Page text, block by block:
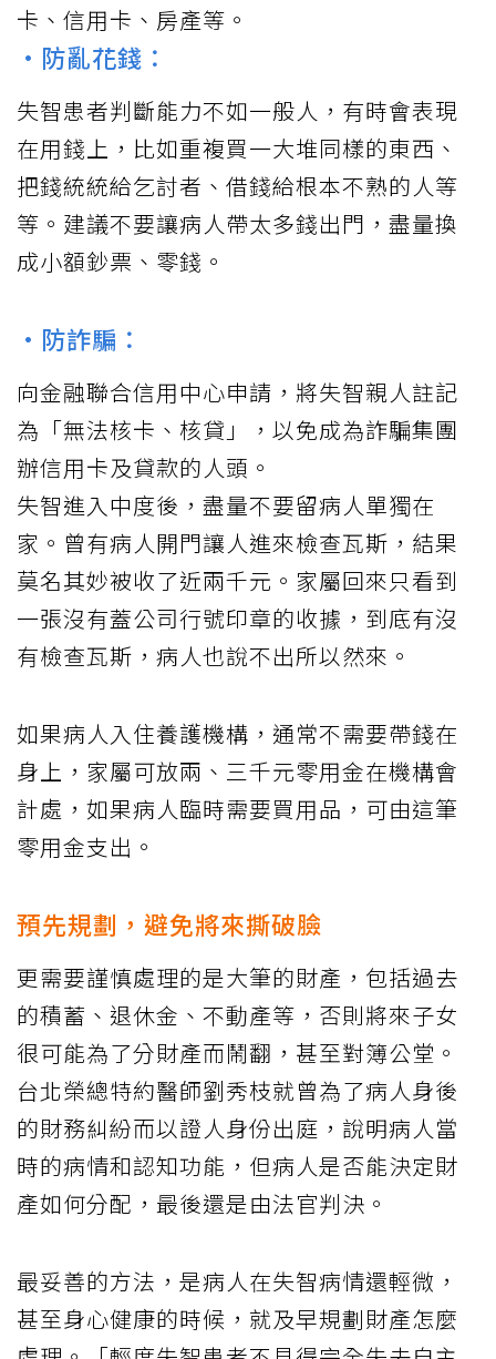
卡、信用卡、房產等。
•防亂花錢：
失智患者判斷能力不如一般人，有時會表現
在用錢上，比如重複買一大堆同樣的東西、
把錢統統給乞討者、借錢給根本不熟的人等
等。建議不要讓病人帶太多錢出門，盡量換
成小額鈔票、零錢。
•防詐騙：
向金融聯合信用中心申請，將失智親人註記
為「無法核卡、核貸」，以免成為詐騙集團
辦信用卡及貸款的人頭。
失智進入中度後，盡量不要留病人單獨在
家。曾有病人開門讓人進來檢查瓦斯，結果
莫名其妙被收了近兩千元。家屬回來只看到
一張沒有蓋公司行號印章的收據，到底有沒
有檢查瓦斯，病人也說不出所以然來。
如果病人入住養護機構，通常不需要帶錢在
身上，家屬可放兩、三千元零用金在機構會
計處，如果病人臨時需要買用品，可由這筆
零用金支出。
預先規劃，避免將來撕破臉
更需要謹慎處理的是大筆的財產，包括過去
的積蓄、退休金、不動產等，否則將來子女
很可能為了分財產而鬧翻，甚至對簿公堂。
台北榮總特約醫師劉秀枝就曾為了病人身後
的財務糾紛而以證人身份出庭，說明病人當
時的病情和認知功能，但病人是否能決定財
產如何分配，最後還是由法官判決。
最妥善的方法，是病人在失智病情還輕微，
甚至身心健康的時候，就及早規劃財產怎麼